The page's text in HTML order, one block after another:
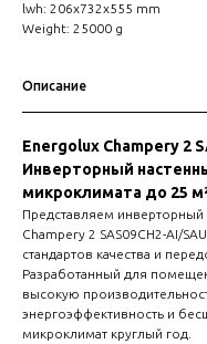
lwh: 206x732x555 mm
Weight: 25000 g
Описание
Energolux Champery 2
Инверторный
микроклимата до 25
Представляем
Champery 2 SAS09CH2-AI/
стандартов качества и
Разработанный для
высокую
энергоэффективность и
микроклимат круглый год.